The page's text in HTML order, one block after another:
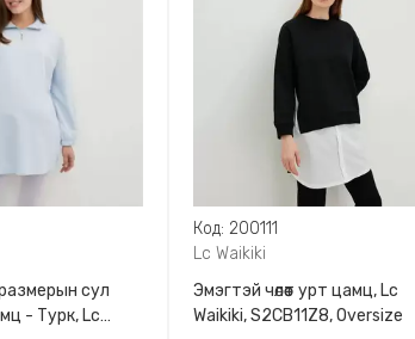
сул
- Турк, Lc
Код: 200111
Lc Waikiki
Эмэгтэй чөлөөт урт цамц, Lc
Waikiki, S2CB11Z8, Oversize